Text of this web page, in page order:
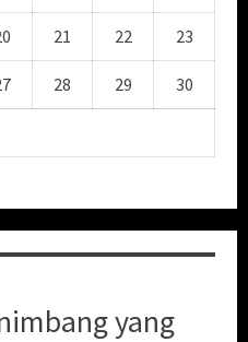
21 22 23
28 29 30
yang